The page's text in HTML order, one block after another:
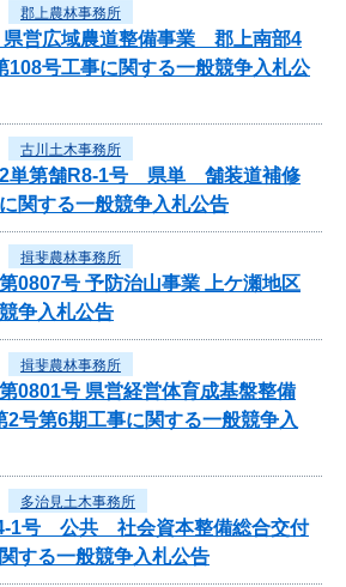
郡上農林事務所
県営広域農道整備事業 郡上南部4
号工事に関する一般競争入札公
古川土木事務所
2単第舗R8-1号 県単 舗装道補修
関する一般競争入札公告
揖斐農林事務所
0807号 予防治山事業 上ケ瀬地区
争入札公告
揖斐農林事務所
0801号 県営経営体育成基盤整備
2号第6期工事に関する一般競争入
多治見土木事務所
1号 公共 社会資本整備総合交付
する一般競争入札公告